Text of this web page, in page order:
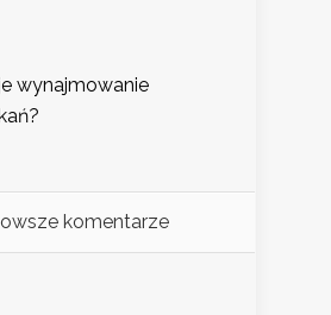
wynajmowanie
komentarze